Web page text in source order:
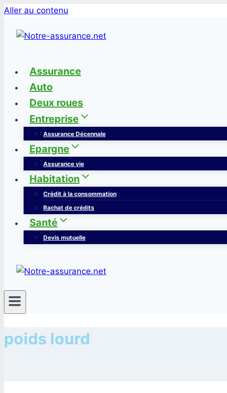
Aller au contenu
Assurance
Auto
Deux roues
Entreprise
Assurance Décennale
Epargne
Assurance vie
Habitation
Crédit à la consommation
Rachat de crédits
Santé
Devis mutuelle
poids lourd